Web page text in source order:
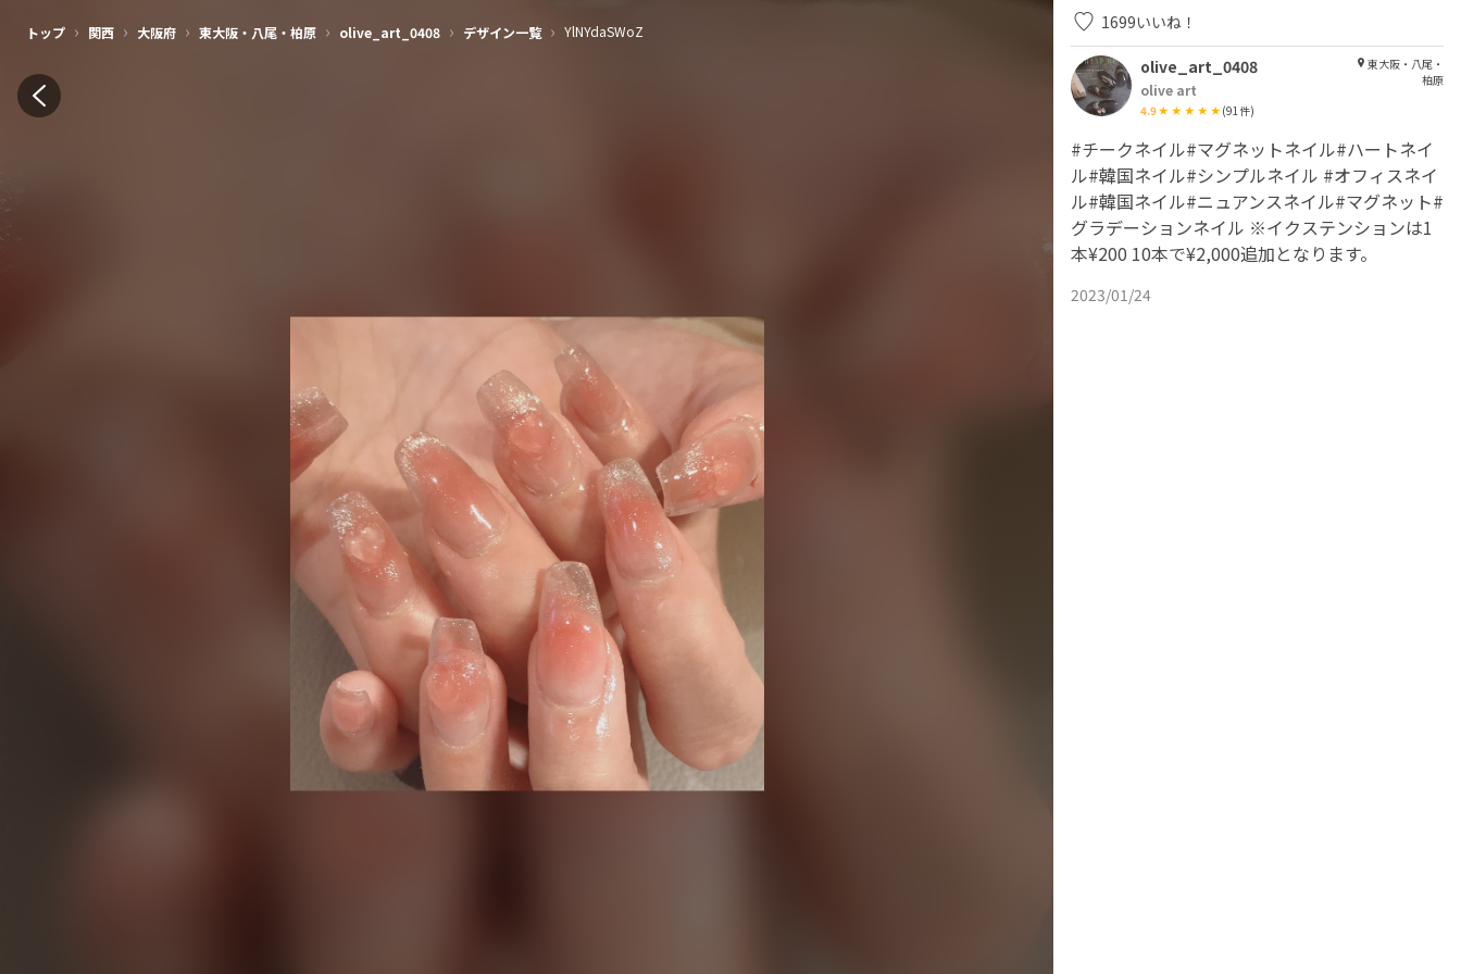
トップ › 関西 › 大阪府 › 東大阪・八尾・柏原 › olive_art_0408 › デザイン一覧 › YlNYdaSWoZ 1699いいね！
olive_art_0408
olive art
4.9 (91件)
東大阪・八尾・
柏原
#チークネイル#マグネットネイル#ハートネイ
ル#韓国ネイル#シンプルネイル #オフィスネイ
ル#韓国ネイル#ニュアンスネイル#マグネット#
グラデーションネイル ※イクステンションは1
本¥200 10本で¥2,000追加となります。
2023/01/24